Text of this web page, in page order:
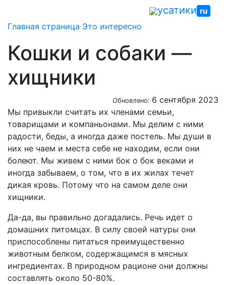
content
усатики ru
Главная страница Это интересно
Кошки и собаки —
хищники
Обновлено: 6 сентября 2023
Мы привыкли считать их членами семьи,
товарищами и компаньонами. Мы делим с ними
радости, беды, а иногда даже постель. Мы души в
них не чаем и места себе не находим, если они
болеют. Мы живем с ними бок о бок веками и
иногда забываем, о том, что в их жилах течет
дикая кровь. Потому что на самом деле они
хищники.
Да-да, вы правильно догадались. Речь идет о
домашних питомцах. В силу своей натуры они
приспособлены питаться преимущественно
животным белком, содержащимся в мясных
ингредиентах. В природном рационе они должны
составлять около 50-80%.